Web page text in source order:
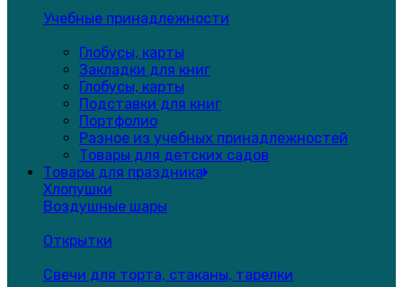
Учебные принадлежности
Глобусы, карты
Закладки для книг
Глобусы, карты
Подставки для книг
Портфолио
Разное из учебных принадлежностей
Товары для детских садов
Товары для праздника
Хлопушки
Воздушные шары
Открытки
Свечи для торта, стаканы, тарелки